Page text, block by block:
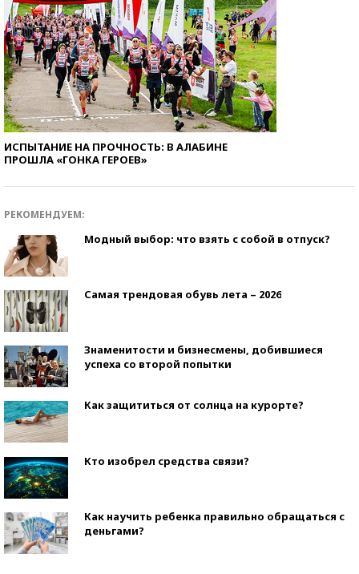
ИСПЫТАНИЕ НА ПРОЧНОСТЬ: В АЛАБИНЕ
ПРОШЛА «ГОНКА ГЕРОЕВ»
РЕКОМЕНДУЕМ:
Модный выбор: что взять с собой в отпуск?
Самая трендовая обувь лета – 2026
Знаменитости и бизнесмены, добившиеся
успеха со второй попытки
Как защититься от солнца на курорте?
Кто изобрел средства связи?
Как научить ребенка правильно обращаться с
деньгами?